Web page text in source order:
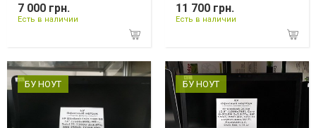
7 000 грн.
Есть в наличии
11 700 грн.
Есть в наличии
БУ НОУТ БУ НОУТ